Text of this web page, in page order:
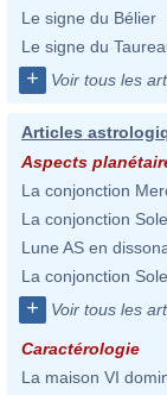
Le signe du Bélier
Le signe du
+ Voir tous les
Articles
Aspects
La conjonction
La conjonction
Lune AS en
La conjonction
+ Voir tous les
Caractérologie
La maison VI